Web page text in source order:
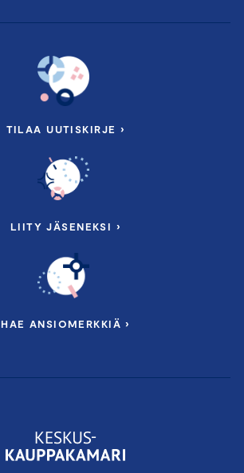
TILAA UUTISKIRJE ›
LIITY JÄSENEKSI ›
HAE ANSIOMERKKIÄ ›